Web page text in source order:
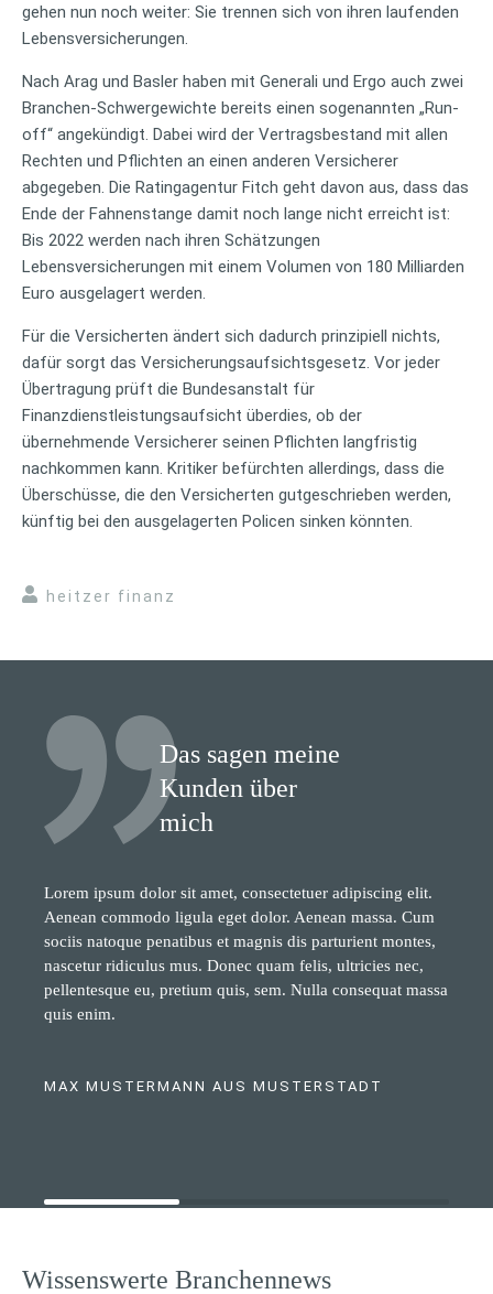
gehen nun noch weiter: Sie trennen sich von ihren laufenden
Lebensversicherungen.
Nach Arag und Basler haben mit Generali und Ergo auch zwei
Branchen-Schwergewichte bereits einen sogenannten „Run-
off“ angekündigt. Dabei wird der Vertragsbestand mit allen
Rechten und Pflichten an einen anderen Versicherer
abgegeben. Die Ratingagentur Fitch geht davon aus, dass das
Ende der Fahnenstange damit noch lange nicht erreicht ist:
Bis 2022 werden nach ihren Schätzungen
Lebensversicherungen mit einem Volumen von 180 Milliarden
Euro ausgelagert werden.
Für die Versicherten ändert sich dadurch prinzipiell nichts,
dafür sorgt das Versicherungsaufsichtsgesetz. Vor jeder
Übertragung prüft die Bundesanstalt für
Finanzdienstleistungsaufsicht überdies, ob der
übernehmende Versicherer seinen Pflichten langfristig
nachkommen kann. Kritiker befürchten allerdings, dass die
Überschüsse, die den Versicherten gutgeschrieben werden,
künftig bei den ausgelagerten Policen sinken könnten.
heitzer finanz
Das sagen meine
Kunden über
mich
Lorem ipsum dolor sit amet, consectetuer adipiscing elit.
Aenean commodo ligula eget dolor. Aenean massa. Cum
sociis natoque penatibus et magnis dis parturient montes,
nascetur ridiculus mus. Donec quam felis, ultricies nec,
pellentesque eu, pretium quis, sem. Nulla consequat massa
quis enim.
MAX MUSTERMANN AUS MUSTERSTADT
Wissenswerte Branchennews